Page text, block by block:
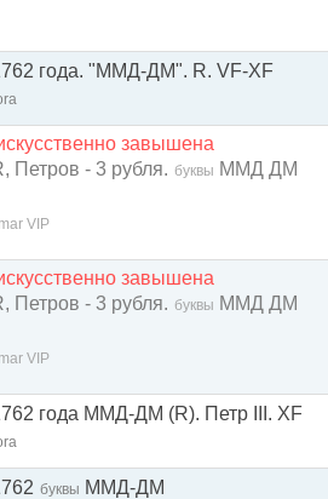
года. "ММД-ДМ". R. VF-XF
завышена
Петров - 3 рубля. буквы ММД ДМ
VIP
завышена
Петров - 3 рубля. буквы ММД ДМ
VIP
года ММД-ДМ (R). Петр III. XF
буквы ММД-ДМ